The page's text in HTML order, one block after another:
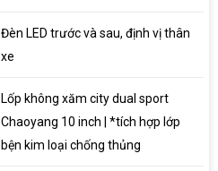
Đèn LED trước và sau, định vị thân
xe
Lốp không xăm city dual sport
Chaoyang 10 inch | *tích hợp lớp
bện kim loại chống thủng